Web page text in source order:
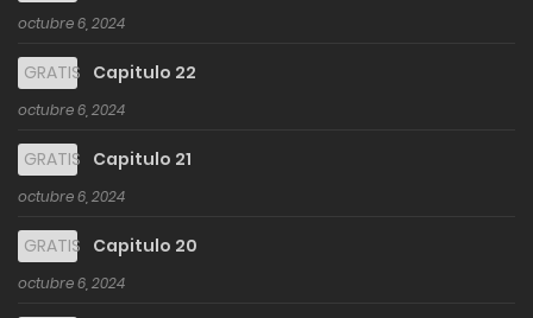
octubre 6, 2024
GRATIS Capitulo 22
octubre 6, 2024
GRATIS Capitulo 21
octubre 6, 2024
GRATIS Capitulo 20
octubre 6, 2024